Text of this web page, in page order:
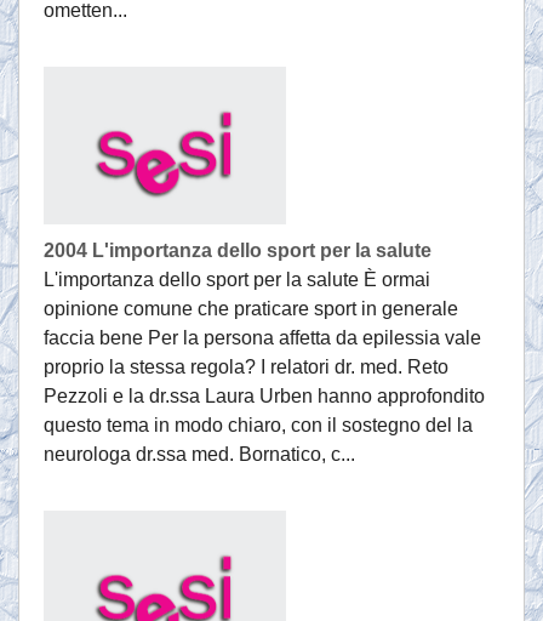
ometten...
2004 L'importanza dello sport per la salute
L'importanza dello sport per la salute È ormai
opinione comune che praticare sport in generale
faccia bene Per la persona affetta da epilessia vale
proprio la stessa regola? I relatori dr. med. Reto
Pezzoli e la dr.ssa Laura Urben hanno approfondito
questo tema in modo chiaro, con il sostegno del la
neurologa dr.ssa med. Bornatico, c...